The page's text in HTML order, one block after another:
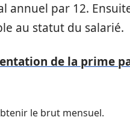
annuel par 12.
au statut du salarié.
de la prime
le brut mensuel.